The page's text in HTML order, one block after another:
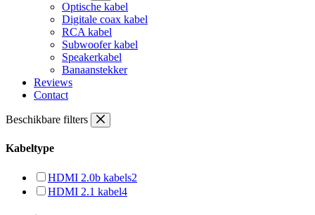
Optische kabel
Digitale coax kabel
RCA kabel
Subwoofer kabel
Speakerkabel
Banaanstekker
Reviews
Contact
Beschikbare filters
Kabeltype
HDMI 2.0b kabels2
HDMI 2.1 kabel4